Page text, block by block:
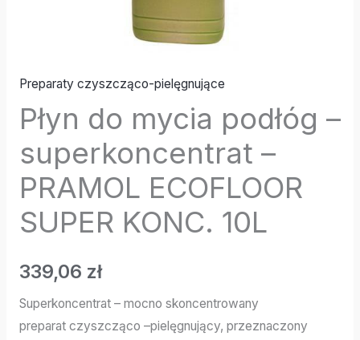
Preparaty czyszcząco-pielęgnujące
Płyn do mycia podłóg –
superkoncentrat –
PRAMOL ECOFLOOR
SUPER KONC. 10L
339,06 zł
Superkoncentrat – mocno skoncentrowany
preparat czyszcząco –pielęgnujący, przeznaczony